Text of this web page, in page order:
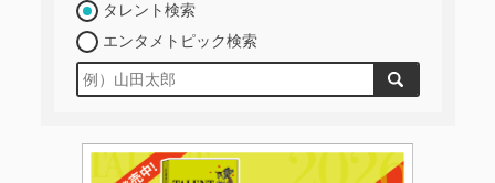
タレント検索
エンタメトピック検索